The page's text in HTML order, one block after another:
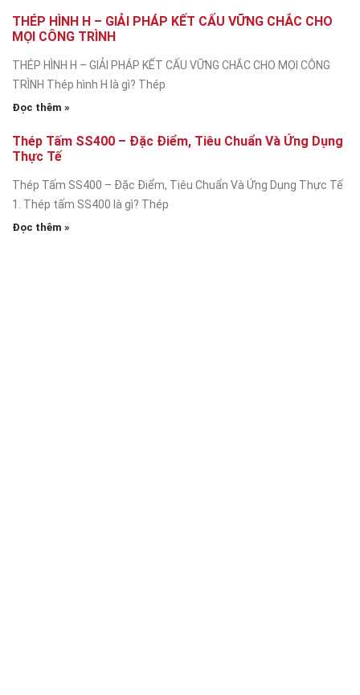
THÉP HÌNH H – GIẢI PHÁP KẾT CẤU VỮNG CHẮC CHO
MỌI CÔNG TRÌNH
THÉP HÌNH H – GIẢI PHÁP KẾT CẤU VỮNG CHẮC CHO MỌI CÔNG
TRÌNH Thép hình H là gì? Thép
Đọc thêm »
Thép Tấm SS400 – Đặc Điểm, Tiêu Chuẩn Và Ứng Dụng
Thực Tế
Thép Tấm SS400 – Đặc Điểm, Tiêu Chuẩn Và Ứng Dụng Thực Tế
1. Thép tấm SS400 là gì? Thép
Đọc thêm »